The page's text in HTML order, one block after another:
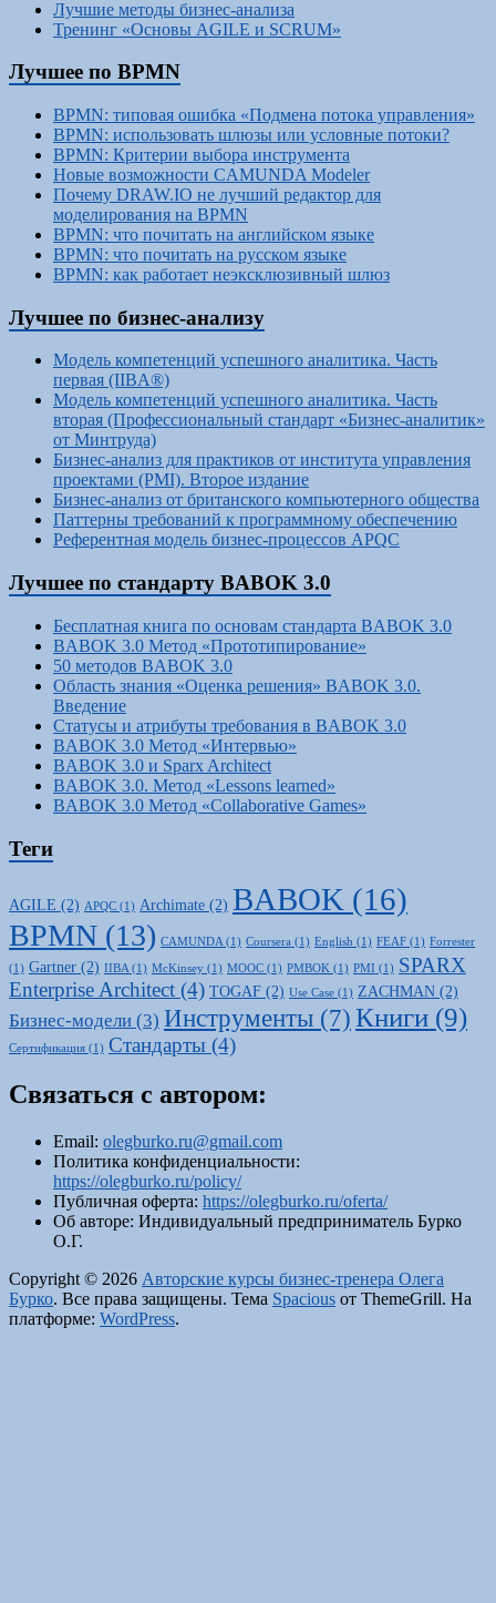
Лучшие методы бизнес-анализа
Тренинг «Основы AGILE и SCRUM»
Лучшее по BPMN
BPMN: типовая ошибка «Подмена потока управления»
BPMN: использовать шлюзы или условные потоки?
BPMN: Критерии выбора инструмента
Новые возможности CAMUNDA Modeler
Почему DRAW.IO не лучший редактор для
моделирования на BPMN
BPMN: что почитать на английском языке
BPMN: что почитать на русском языке
BPMN: как работает неэксклюзивный шлюз
Лучшее по бизнес-анализу
Модель компетенций успешного аналитика. Часть
первая (IIBA®)
Модель компетенций успешного аналитика. Часть
вторая (Профессиональный стандарт «Бизнес-аналитик»
от Минтруда)
Бизнес-анализ для практиков от института управления
проектами (PMI). Второе издание
Бизнес-анализ от британского компьютерного общества
Паттерны требований к программному обеспечению
Референтная модель бизнес-процессов APQC
Лучшее по стандарту BABOK 3.0
Бесплатная книга по основам стандарта BABOK 3.0
BABOK 3.0 Метод «Прототипирование»
50 методов BABOK 3.0
Область знания «Оценка решения» BABOK 3.0.
Введение
Статусы и атрибуты требования в BABOK 3.0
BABOK 3.0 Метод «Интервью»
BABOK 3.0 и Sparx Architect
BABOK 3.0. Метод «Lessons learned»
BABOK 3.0 Метод «Collaborative Games»
Теги
AGILE (2) APQC (1) Archimate (2) BABOK (16)
BPMN (13) CAMUNDA(1) Coursera (1) English (1) FEAF (1) Forrester
(1) Gartner (2) IIBA(1) McKinsey (1) MOOC (1) PMBOK (1) PMI (1) SPARX
Enterprise Architect (4) TOGAF (2) Use Case (1) ZACHMAN (2)
Бизнес-модели (3) Инструменты (7) Книги (9)
Сертификация (1) Стандарты (4)
Связаться с автором:
Email: olegburko.ru@gmail.com
Политика конфиденциальности:
https://olegburko.ru/policy/
Публичная оферта: https://olegburko.ru/oferta/
Об авторе: Индивидуальный предприниматель Бурко
О.Г.
Copyright © 2026 Авторские курсы бизнес-тренера Олега
Бурко. Все права защищены. Тема Spacious от ThemeGrill. На
платформе: WordPress.